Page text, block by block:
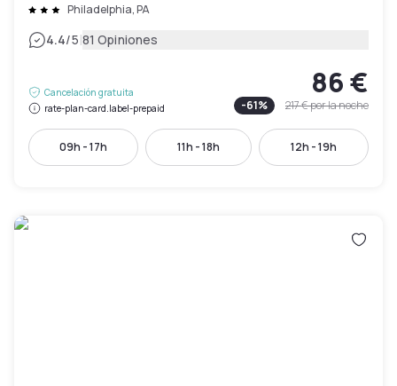
Philadelphia, PA
4.4/5|81 Opiniones
Cancelación gratuita
rate-plan-card.label-prepaid
86 €
-61% 217 €por la noche
09h - 17h 11h - 18h 12h - 19h